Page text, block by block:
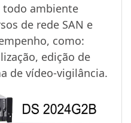
todo ambiente
de rede SAN e
como:
edição de
de vídeo-vigilância.